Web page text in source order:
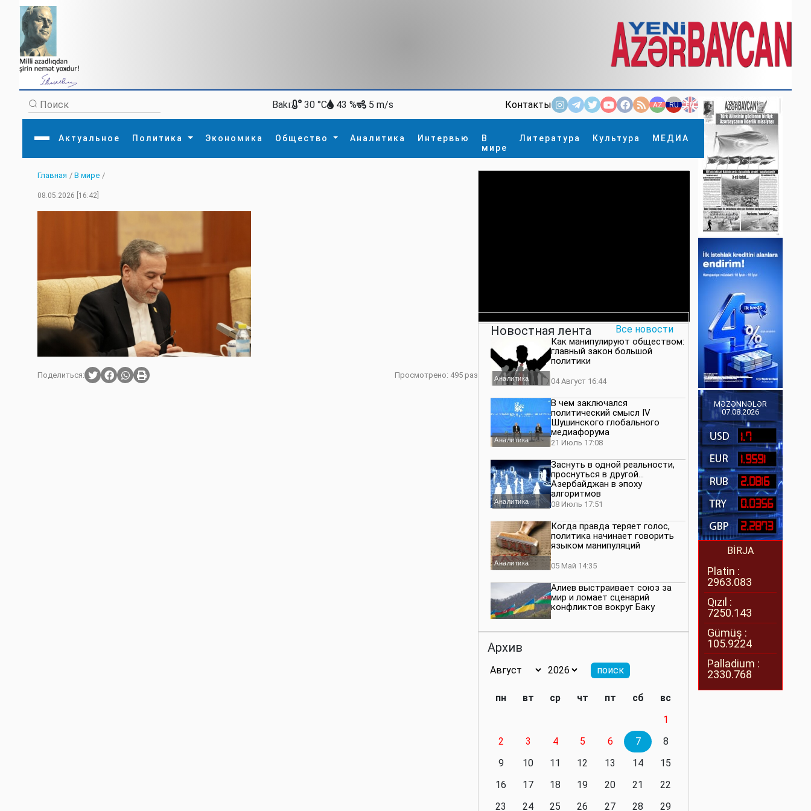
Bakı: 30 °C 43 % 5 m/s Контакты AZ RU EN
Актуальное Политика Экономика Общество Аналитика Интервью
В
мире
Литература Культура МЕДИА
×
Главная
Актуальное
Экономика
Литература
МЕДИА
Внутренняя политикаНаука
Главная / В мире /
08.05.2026 [16:42]
Поделиться: Просмотрено: 495 раз
Новостная лента Все новости
Аналитика
Как манипулируют обществом:
главный закон большой
политики
04 Август 16:44
Аналитика
В чем заключался
политический смысл IV
Шушинского глобального
медиафорума
21 Июль 17:08
Аналитика
Заснуть в одной реальности,
проснуться в другой…
Азербайджан в эпоху
алгоритмов
08 Июль 17:51
Аналитика
Когда правда теряет голос,
политика начинает говорить
языком манипуляций
05 Май 14:35
Алиев выстраивает союз за
мир и ломает сценарий
конфликтов вокруг Баку
значимость региона
нейтралитета больше не будет
Политика
президенту приходится все
делать самому
Архив
пн вт ср чт пт сб
вс
1
2
3 4 5 6 7
8
9
10 11 12 13 14
15
16
17 18 19 20 21
22
23
24 25 26 27 28
29
MƏZƏNNƏLƏR
07.08.2026
1.7
1.9591
2.0816
0.0356
2.2873
BİRJA
Platin :
2963.083
Qızıl :
7250.143
Gümüş :
105.9224
Palladium :
2330.768